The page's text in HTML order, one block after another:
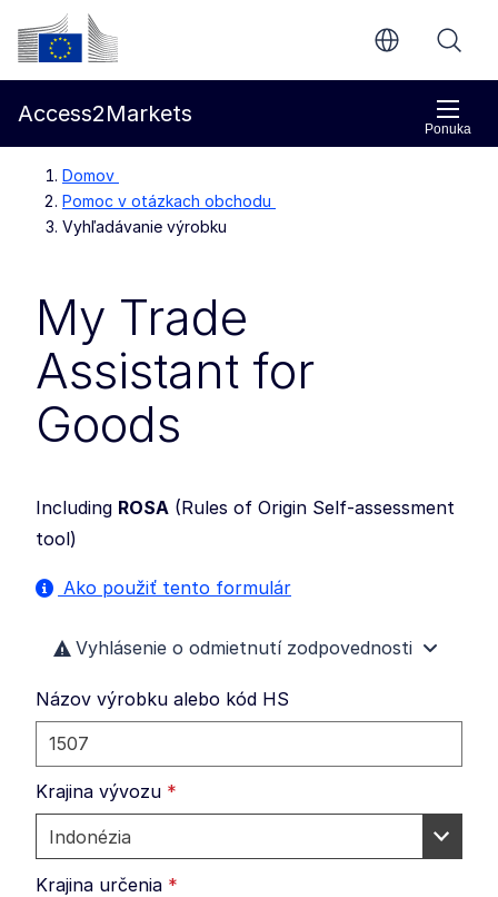
Prejsť na hlavný obsah
Európska komisia
Ponuka
Access2Markets
Domov
Pomoc v otázkach obchodu
Vyhľadávanie výrobku
My Trade
Assistant for
Goods
Including ROSA (Rules of Origin Self-assessment
tool)
Ako použiť tento formulár
Vyhlásenie o odmietnutí zodpovednosti
Názov výrobku alebo kód HS
Krajina vývozu *
Krajina určenia *